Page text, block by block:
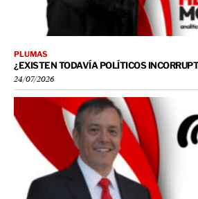
PLUMAS
¿EXISTEN TODAVÍA POLÍTICOS
24/07/2026